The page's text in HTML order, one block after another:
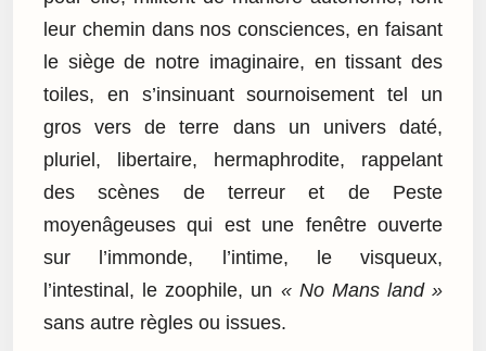
leur chemin dans nos consciences, en faisant
le siège de notre imaginaire, en tissant des
toiles, en s’insinuant sournoisement tel un
gros vers de terre dans un univers daté,
pluriel, libertaire, hermaphrodite, rappelant
des scènes de terreur et de Peste
moyenâgeuses qui est une fenêtre ouverte
sur l’immonde, l’intime, le visqueux,
l’intestinal, le zoophile, un « No Mans land »
sans autre règles ou issues.